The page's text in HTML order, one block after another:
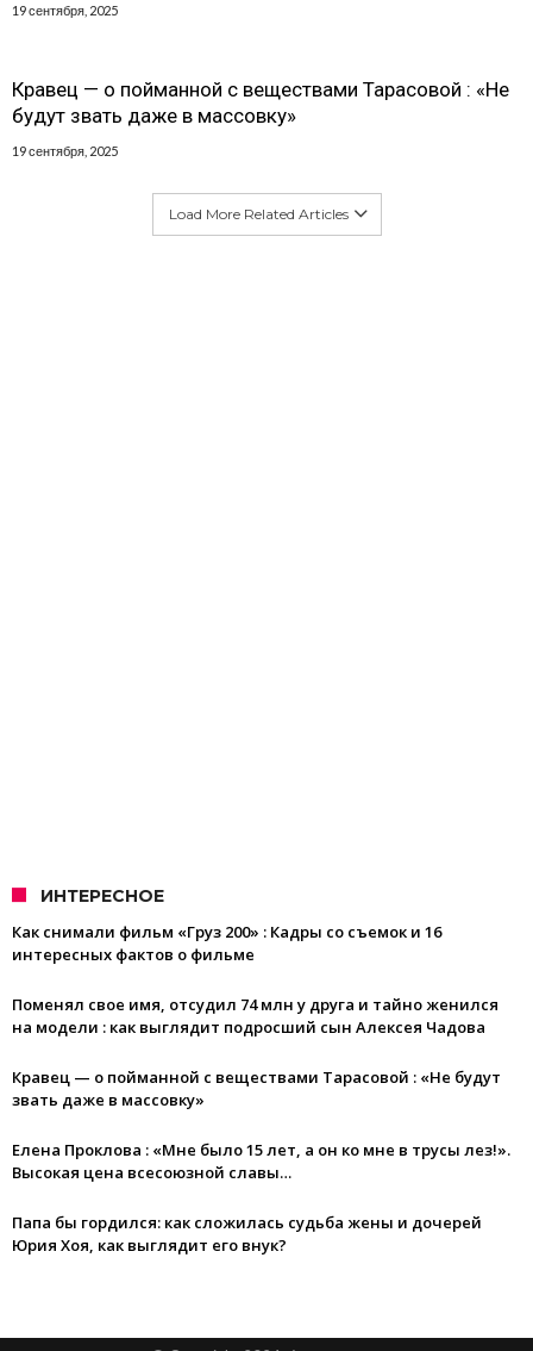
19 сентября, 2025
Кравец — о пойманной с веществами Тарасовой : «Не
будут звать даже в массовку»
19 сентября, 2025
Load More Related Articles
ИНТЕРЕСНОЕ
Как снимали фильм «Груз 200» : Кадры со съемок и 16
интересных фактов о фильме
Поменял свое имя, отсудил 74 млн у друга и тайно женился
на модели : как выглядит подросший сын Алексея Чадова
Кравец — о пойманной с веществами Тарасовой : «Не будут
звать даже в массовку»
Елена Проклова : «Мне было 15 лет, а он ко мне в трусы лез!».
Высокая цена всесоюзной славы…
Папа бы гордился: как сложилась судьба жены и дочерей
Юрия Хоя, как выглядит его внук?